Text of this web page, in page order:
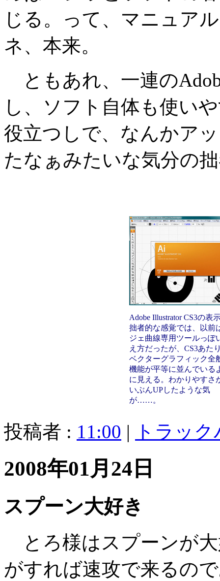
じる。って、マニュア
ネ、本来。
ともあれ、一連の
し、ソフト自体も使い
役立つしで、なんかア
たなぁみたいな気分の
Adobe Illustrator CS3の表
拙者的な感覚では、以前
ジェ曲線専用ツールっぽ
え方だったが、CS3あた
ベクターグラフィック全
機能が平等に並んでいる
に見える。わかりやすさ
いぶんUPしたような気
が……。
投稿者 : 11:00 | トラッ
2008年01月24日
スプーン大好き
とろ様はスプーンが
がすれば速攻で来るの